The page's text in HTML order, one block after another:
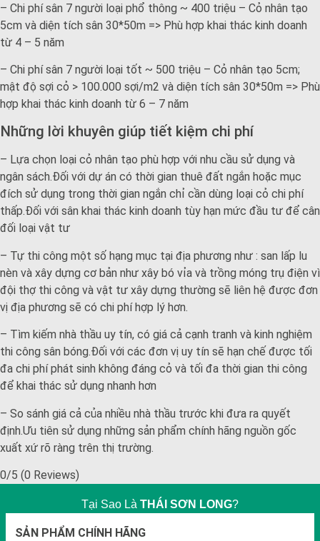
– Chi phí sân 7 người loại phổ thông ~ 400 triệu – Cỏ nhân tạo
5cm và diện tích sân 30*50m => Phù hợp khai thác kinh doanh
từ 4 – 5 năm
– Chi phí sân 7 người loại tốt ~ 500 triệu – Cỏ nhân tạo 5cm;
mật độ sợi cỏ > 100.000 sợi/m2 và diện tích sân 30*50m => Phù
hợp khai thác kinh doanh từ 6 – 7 năm
Những lời khuyên giúp tiết kiệm chi phí
– Lựa chọn loại cỏ nhân tạo phù hợp với nhu cầu sử dụng và
ngân sách.Đối với dự án có thời gian thuê đất ngắn hoặc mục
đích sử dụng trong thời gian ngắn chỉ cần dùng loại cỏ chi phí
thấp.Đối với sân khai thác kinh doanh tùy hạn mức đầu tư để cân
đối loại vật tư
– Tự thi công một số hạng mục tại địa phương như : san lấp lu
nèn và xây dựng cơ bản như xây bó vỉa và trồng móng trụ điện vì
đội thợ thi công và vật tư xây dựng thường sẽ liên hệ được đơn
vị địa phương sẽ có chi phí hợp lý hơn.
– Tìm kiếm nhà thầu uy tín, có giá cả cạnh tranh và kinh nghiệm
thi công sân bóng.Đối với các đơn vị uy tín sẽ hạn chế được tối
đa chi phí phát sinh không đáng cỏ và tối đa thời gian thi công
để khai thác sử dụng nhanh hơn
– So sánh giá cả của nhiều nhà thầu trước khi đưa ra quyết
định.Ưu tiên sử dụng những sản phẩm chính hãng nguồn gốc
xuất xứ rõ ràng trên thị trường.
0/5 (0 Reviews)
Tại Sao Là THÁI SƠN LONG?
SẢN PHẨM CHÍNH HÃNG